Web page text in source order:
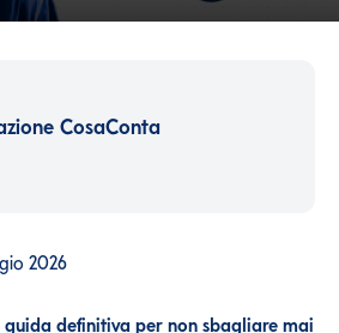
CosaConta
2026
guida definitiva per non sbagliare mai